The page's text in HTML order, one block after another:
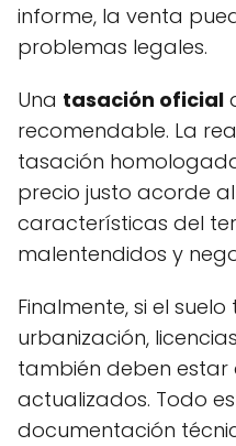
informe, la venta
problemas legales.
Una tasación oficial
recomendable. La
tasación
precio justo acorde
características del
malentendidos y
Finalmente, si el
urbanización,
también deben estar
actualizados. Todo
documentación